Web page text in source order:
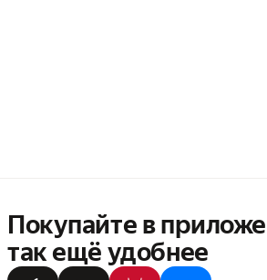
Покупайте в
так ещё удобнее